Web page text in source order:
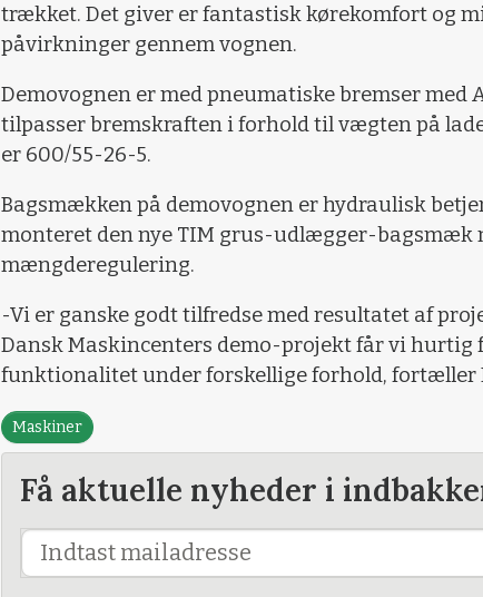
trækket. Det giver er fantastisk kørekomfort og
påvirkninger gennem vognen.
Demovognen er med pneumatiske bremser med
tilpasser bremskraften i forhold til vægten på
er 600/55-26-5.
Bagsmækken på demovognen er hydraulisk
monteret den nye TIM grus-udlægger-bagsmæk
mængderegulering.
-Vi er ganske godt tilfredse med resultatet af
Dansk Maskincenters demo-projekt får vi hurtig
funktionalitet under forskellige forhold, fortæller
Maskiner
Få aktuelle nyheder i